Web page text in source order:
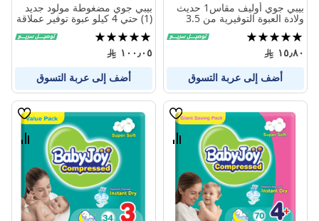
بيبي جوي أوليف مقاس1 حديث
ولادة العبوة التوفيرية من 3.5
الى7 كيلو 14حفاض
تقييم:
100%
١٥٫٨٠
أضف إلى عربة التسوق
بيبي جوي مضغوطة مولود جديد
(1) حتي 4 كيلو عبوة توفير عملاقة
108 حفاض
تقييم:
97%
١٠٠٫٠٥
أضف إلى عربة التسوق
قائمة
قارن
قائمة
قارن